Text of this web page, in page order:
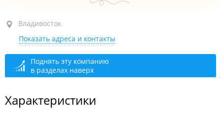
ул. Русская, 17 стр. 5
круглосуточно
Владивосток
Показать адреса и контакты
Поднять эту компанию
в разделах наверх
Характеристики